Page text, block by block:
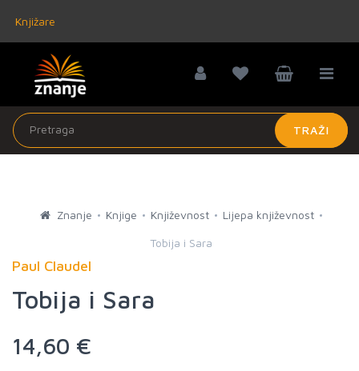
Knjižare
TRAŽI
Znanje Knjige Književnost Lijepa književnost
Tobija i Sara
Paul Claudel
Tobija i Sara
14,60 €